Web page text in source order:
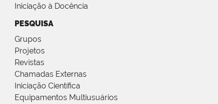
Iniciação à Docência
PESQUISA
Grupos
Projetos
Revistas
Chamadas Externas
Iniciação Científica
Equipamentos Multiusuários